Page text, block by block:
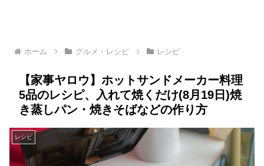
ホーム グルメ・レシピ レシピ
【家事ヤロウ】ホットサンドメーカー料理
5品のレシピ、入れて焼くだけ(8月19日)焼
き蒸しパン・焼きそばなどの作り方
レシピ